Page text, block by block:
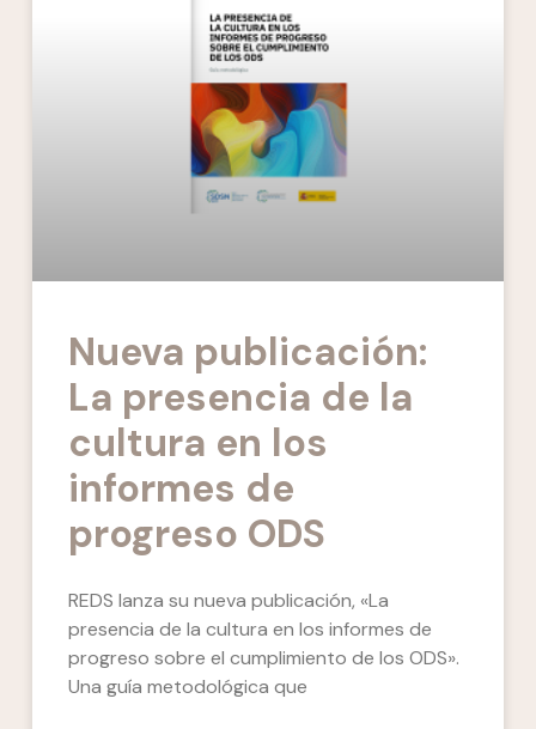
Nueva publicación:
La presencia de la
cultura en los
informes de
progreso ODS
REDS lanza su nueva publicación, «La
presencia de la cultura en los informes de
progreso sobre el cumplimiento de los ODS».
Una guía metodológica que